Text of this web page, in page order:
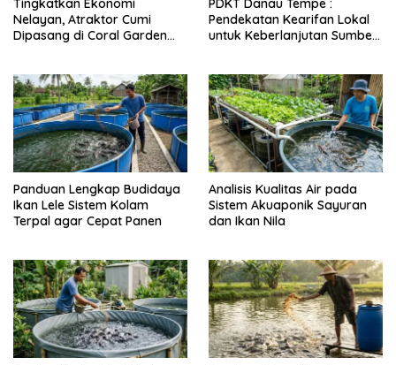
Tingkatkan Ekonomi
Nelayan, Atraktor Cumi
Dipasang di Coral Garden
PDKT Danau Tempe :
Pendekatan Kearifan Lokal
untuk Keberlanjutan Sumber
Panduan Lengkap Budidaya
Ikan Lele Sistem Kolam
Terpal agar Cepat Panen
Analisis Kualitas Air pada
Sistem Akuaponik Sayuran
dan Ikan Nila